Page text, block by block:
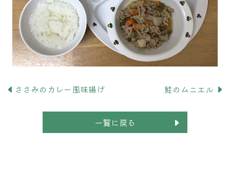
ささみのカレー風味揚げ 鮭のムニエル
一覧に戻る